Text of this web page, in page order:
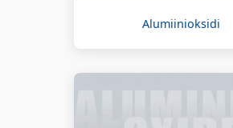
Alumiinioksidi